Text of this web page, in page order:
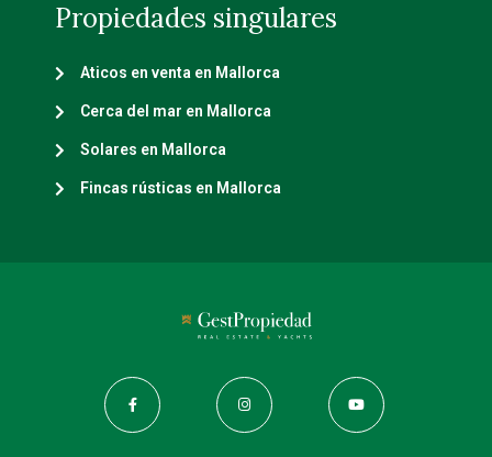
Propiedades singulares
Aticos en venta en Mallorca
Cerca del mar en Mallorca
Solares en Mallorca
Fincas rústicas en Mallorca